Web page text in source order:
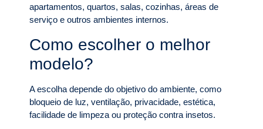
apartamentos, quartos, salas, cozinhas, áreas de
serviço e outros ambientes internos.
Como escolher o melhor
modelo?
A escolha depende do objetivo do ambiente, como
bloqueio de luz, ventilação, privacidade, estética,
facilidade de limpeza ou proteção contra insetos.